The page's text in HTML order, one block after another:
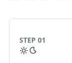
STEP 01